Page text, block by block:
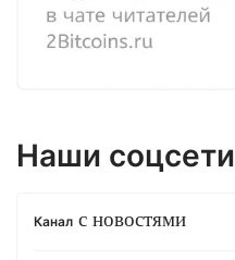
Наши соцсети
Канал с новостями